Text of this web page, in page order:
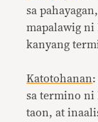
sa
mapalawig ni
kanyang
Katotohanan:
sa termino ni
taon, at